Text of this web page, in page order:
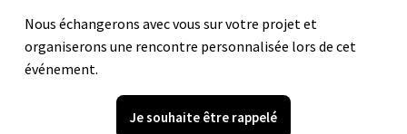
Nous échangerons avec vous sur votre projet et
organiserons une rencontre personnalisée lors de cet
événement.
Je souhaite être rappelé